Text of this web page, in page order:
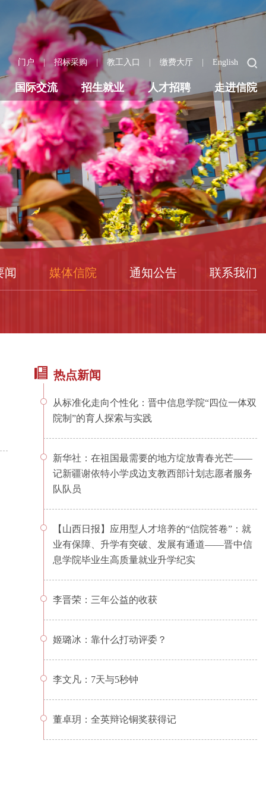
门户 | 招标采购 | 教工入口 | 缴费大厅 | English
国际交流 招生就业 人才招聘 走进信院
闻 媒体信院 通知公告 联系我们
热点新闻
从标准化走向个性化：晋中信息学院“四位一体双
院制”的育人探索与实践
新华社：在祖国最需要的地方绽放青春光芒——
记新疆谢依特小学戍边支教西部计划志愿者服务
队队员
【山西日报】应用型人才培养的“信院答卷”：就
业有保障、升学有突破、发展有通道——晋中信
息学院毕业生高质量就业升学纪实
李晋荣：三年公益的收获
姬璐冰：靠什么打动评委？
李文凡：7天与5秒钟
董卓玥：全英辩论铜奖获得记